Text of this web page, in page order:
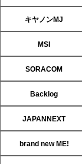
キヤノンMJ
MSI
SORACOM
Backlog
JAPANNEXT
brand new ME!